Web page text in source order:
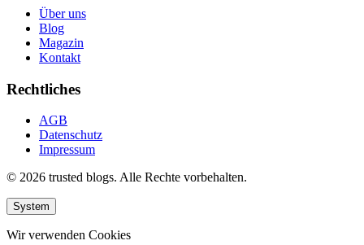
Über uns
Blog
Magazin
Kontakt
Rechtliches
AGB
Datenschutz
Impressum
© 2026 trusted blogs. Alle Rechte vorbehalten.
System
Wir verwenden Cookies